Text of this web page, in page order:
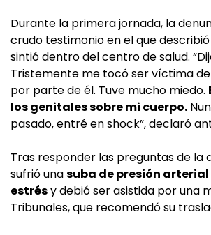
Durante la primera jornada, la
crudo testimonio en el que
sintió dentro del centro de salud.
Tristemente me tocó ser víctima
por parte de él. Tuve mucho miedo.
los genitales sobre mi cuerpo.
pasado, entré en shock”, declaró
Tras responder las preguntas de la
sufrió unasuba de presión
estrésy debió ser asistida por una
Tribunales, que recomendó su